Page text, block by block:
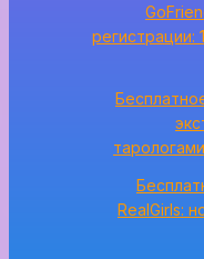
RealGirls: